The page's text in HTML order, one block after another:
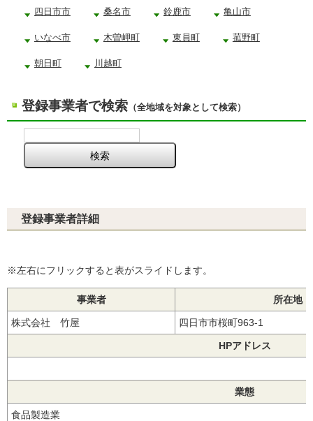
四日市市 桑名市 鈴鹿市 亀山市
いなべ市 木曽岬町 東員町 菰野町
朝日町 川越町
登録事業者で検索 （全地域を対象として検索）
登録事業者詳細
※左右にフリックすると表がスライドします。
事業者 所在地
株式会社 竹屋 四日市市桜町963-1
HPアドレス
業態
食品製造業